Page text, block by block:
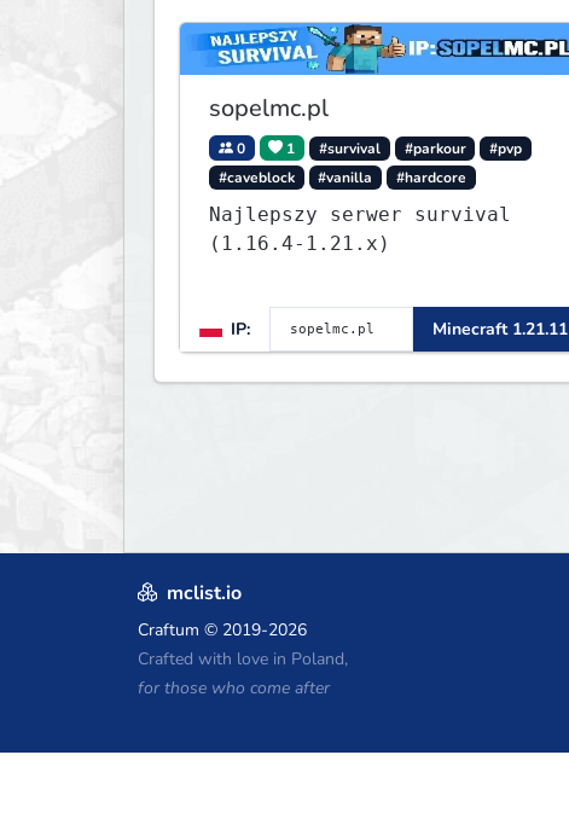
sopelmc.pl
0 1 #survival #parkour
#pvp
#caveblock
#vanilla #hardcore
Najlepszy serwer survival
(1.16.4-1.21.x)
IP: Minecraft 1.21.11
mclist.io
Craftum © 2019-2026
Crafted with love in Poland,
for those who come after